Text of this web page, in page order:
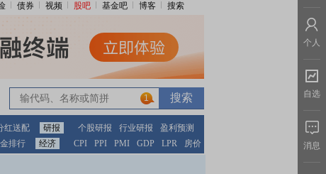
债券 视频 股吧 基金吧 博客 搜索
1
红送配 研报 个股研报 行业研报
盈利预测
排行 经济 CPI PPI PMI GDP LPR 房价
个人
自选
消息